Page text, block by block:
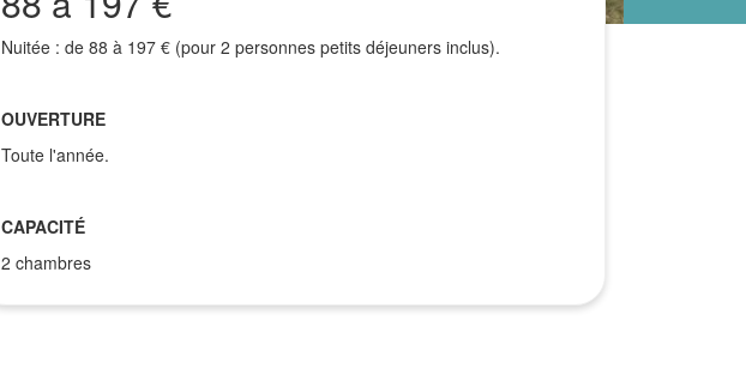
Nuitée : de 88 à 197 € (pour 2 personnes petits déjeuners inclus).
OUVERTURE
Toute l'année.
CAPACITÉ
2 chambres